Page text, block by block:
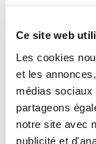
Ce site web
Les cookies
et les
médias sociaux
partageons
notre site avec
publicité et
Assurance
Carburant :